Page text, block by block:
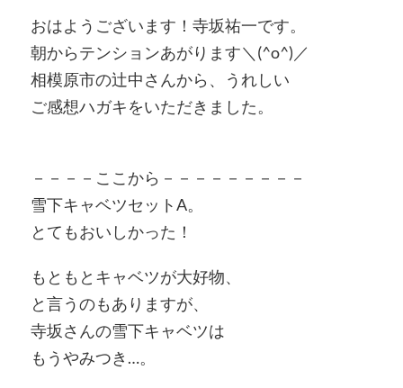
おはようございます！寺坂祐一です。
朝からテンションあがります＼(^o^)／
相模原市の辻中さんから、うれしい
ご感想ハガキをいただきました。
－－－－ここから－－－－－－－－－
雪下キャベツセットA。
とてもおいしかった！
もともとキャベツが大好物、
と言うのもありますが、
寺坂さんの雪下キャベツは
もうやみつき…。